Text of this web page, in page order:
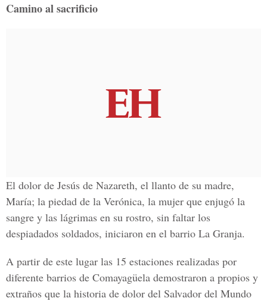
Camino al sacrificio
El dolor de Jesús de Nazareth, el llanto de su madre,
María; la piedad de la Verónica, la mujer que enjugó la
sangre y las lágrimas en su rostro, sin faltar los
despiadados soldados, iniciaron en el barrio La Granja.
A partir de este lugar las 15 estaciones realizadas por
diferente barrios de Comayagüela demostraron a propios y
extraños que la historia de dolor del Salvador del Mundo